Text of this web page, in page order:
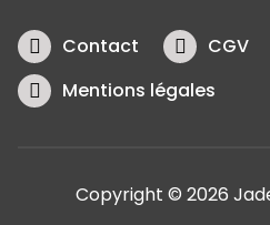
Contact CGV
Mentions légales
Copyright © 2026